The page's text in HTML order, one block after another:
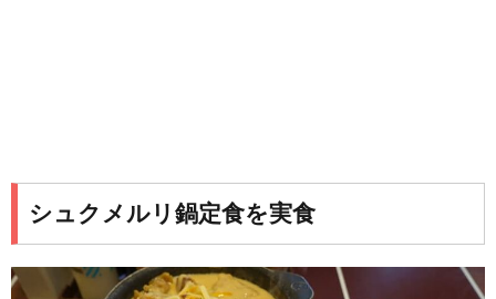
シュクメルリ鍋定食を実食